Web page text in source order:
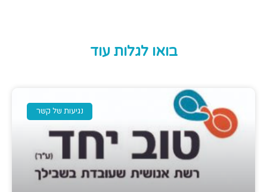
בואו לגלות עוד
נגיעות של קשר